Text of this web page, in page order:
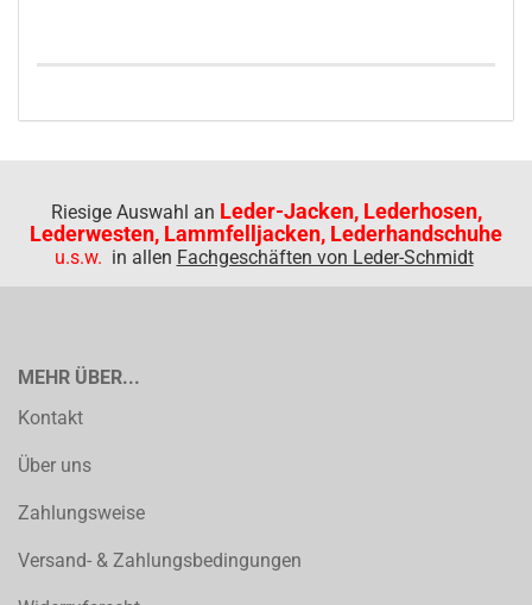
Riesige Auswahl an Leder-Jacken, Lederhosen,
Lederwesten, Lammfelljacken, Lederhandschuhe
u.s.w. in allen Fachgeschäften von Leder-Schmidt
MEHR ÜBER...
Kontakt
Über uns
Zahlungsweise
Versand- & Zahlungsbedingungen